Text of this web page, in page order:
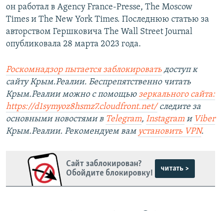
он работал в Agency France-Presse, The Moscow
Times и The New York Times. Последнюю статью за
авторством Гершковича The Wall Street Journal
опубликовала 28 марта 2023 года.
Роскомнадзор пытается заблокировать доступ к
сайту Крым.Реалии. Беспрепятственно читать
Крым.Реалии можно с помощью зеркального сайта:
https://d1symyoz8hsmz7.cloudfront.net/следите за
основными новостями в Telegram, Instagram и Viber
Крым.Реалии. Рекомендуем вам установить VPN.
Сайт заблокирован?
Обойдите блокировку!
читать >